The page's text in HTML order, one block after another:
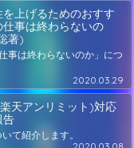
上げるためのおすす
事は終わらないの
著)
事は終わらないのか」につ
2020.03.29
天アンリミット)対応
告
て紹介します。